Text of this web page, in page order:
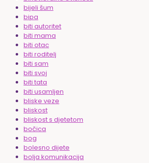
bijeli šum
bipa
biti autoritet
biti mama
biti otac
biti roditelj
biti sam
biti svoj
biti tata
biti usamljen
bliske veze
bliskost
bliskost s djetetom
bočica
bog
bolesno dijete
bolja komunikacija